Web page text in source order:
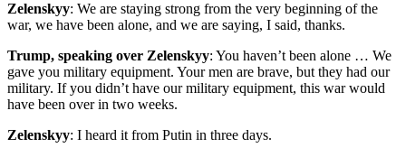
Zelenskyy: We are staying strong from the very beginning of the
war, we have been alone, and we are saying, I said, thanks.
Trump, speaking over Zelenskyy: You haven’t been alone … We
gave you military equipment. Your men are brave, but they had our
military. If you didn’t have our military equipment, this war would
have been over in two weeks.
Zelenskyy: I heard it from Putin in three days.